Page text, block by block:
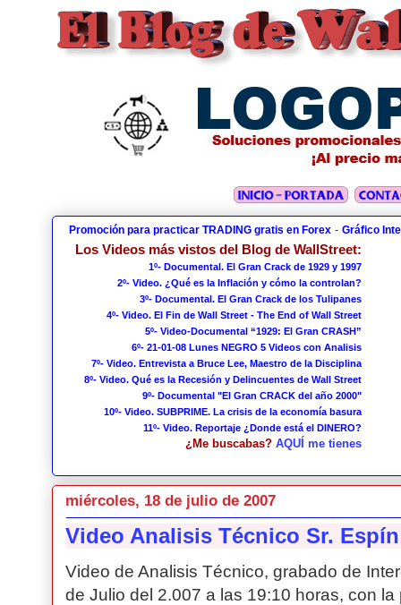
Promoción para practicar TRADING gratis en Forex - Gráfico
Los Videos más vistos del Blog de WallStreet:
1º- Documental. El Gran Crack de 1929 y 1997
2º- Video. ¿Qué es la Inflación y cómo la controlan?
3º- Documental. El Gran Crack de los Tulipanes
4º- Video. El Fin de Wall Street - The End of Wall Street
5º- Video-Documental “1929: El Gran CRASH”
6º- 21-01-08 Lunes NEGRO 5 Videos con Analisis
7º- Video. Entrevista a Bruce Lee, Maestro de la Disciplina
8º- Video. Qué es la Recesión y Delincuentes de Wall Street
9º- Documental "El Gran CRACK del año 2000"
10º- Video. SUBPRIME. La crisis de la economía basura
11º- Video. Reportaje ¿Donde está el DINERO?
¿Me buscabas?AQUÍ me tienes
miércoles, 18 de julio de 2007
Video Analisis Técnico Sr.
Video de Analisis Técnico, grabado de
de Julio del 2.007 a las 19:10 horas, con